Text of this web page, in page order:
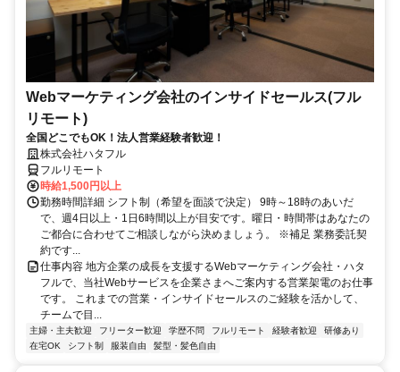
Webマーケティング会社のインサイドセールス(フル
リモート)
全国どこでもOK！法人営業経験者歓迎！
株式会社ハタフル
フルリモート
時給1,500円以上
勤務時間詳細 シフト制（希望を面談で決定） 9時～18時のあいだ
で、週4日以上・1日6時間以上が目安です。曜日・時間帯はあなたの
ご都合に合わせてご相談しながら決めましょう。 ※補足 業務委託契
約です...
仕事内容 地方企業の成長を支援するWebマーケティング会社・ハタ
フルで、当社Webサービスを企業さまへご案内する営業架電のお仕事
です。 これまでの営業・インサイドセールスのご経験を活かして、
チームで目...
主婦・主夫歓迎 フリーター歓迎 学歴不問 フルリモート 経験者歓迎
研修あり
在宅OK
シフト制 服装自由 髪型・髪色自由